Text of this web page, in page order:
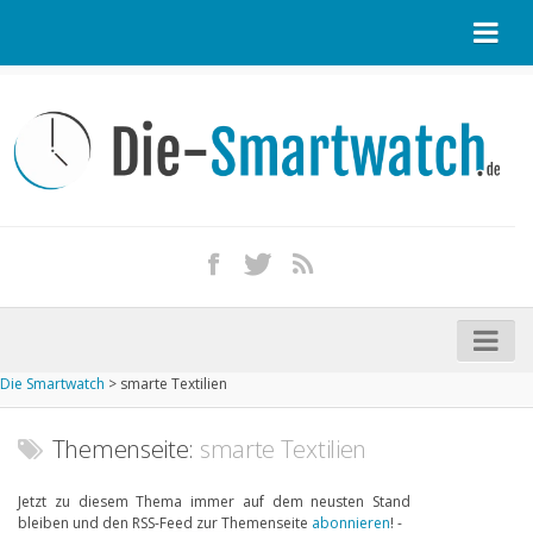
Kontakt / Tipp geben
Impressum
iPhone kaufen
Startseite
Aktuelle Smartwatches im Test
Die Smartwatch > smarte Textilien
Themenseite: smarte Textilien
Jetzt zu diesem Thema immer auf dem neusten Stand
bleiben und den RSS-Feed zur Themenseite abonnieren! -